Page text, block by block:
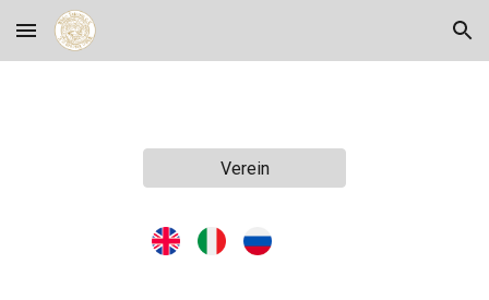
Skip to main content Skip to navigation
Verein